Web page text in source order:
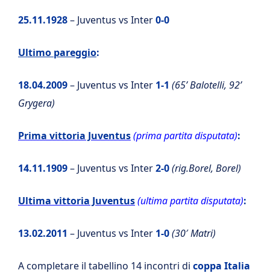
25.11.1928– Juventus vs Inter0-0
Ultimo pareggio:
18.04.2009– Juventus vs Inter 1-1 (65’ Balotelli, 92’
Grygera)
Prima vittoria Juventus(prima partita disputata):
14.11.1909– Juventus vs Inter2-0(rig.Borel, Borel)
Ultima vittoria Juventus(ultima partita disputata):
13.02.2011 – Juventus vs Inter 1-0(30′ Matri)
A completare il tabellino 14 incontri di coppa Italia